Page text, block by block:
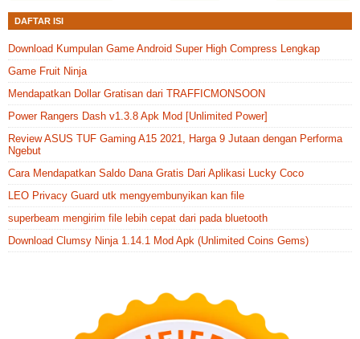
DAFTAR ISI
Download Kumpulan Game Android Super High Compress Lengkap
Game Fruit Ninja
Mendapatkan Dollar Gratisan dari TRAFFICMONSOON
Power Rangers Dash v1.3.8 Apk Mod [Unlimited Power]
Review ASUS TUF Gaming A15 2021, Harga 9 Jutaan dengan Performa
Ngebut
Cara Mendapatkan Saldo Dana Gratis Dari Aplikasi Lucky Coco
LEO Privacy Guard utk mengyembunyikan kan file
superbeam mengirim file lebih cepat dari pada bluetooth
Download Clumsy Ninja 1.14.1 Mod Apk (Unlimited Coins Gems)